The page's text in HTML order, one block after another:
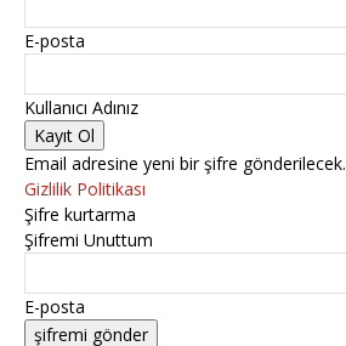
E-posta
Kullanıcı Adınız
Email adresine yeni bir şifre gönderilecek.
Gizlilik Politikası
Şifre kurtarma
Şifremi Unuttum
E-posta